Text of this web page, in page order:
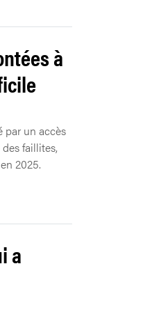
à
par un accès
faillites,
2025.
a